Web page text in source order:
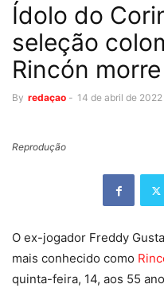
Ídolo do
seleção
Rincón
By redaçao - 14 de abril de 2022
Reprodução
O ex-jogador Freddy
mais conhecido como
quinta-feira, 14, aos 55